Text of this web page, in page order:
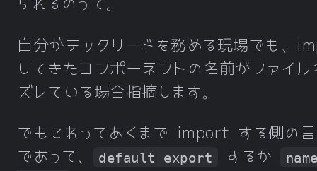
られるのって。
自分がテックリードを務める現場でも、
してきたコンポーネントの名前がファイル
ズレている場合指摘します。
でもこれってあくまで import する側の
であって、
default export するか